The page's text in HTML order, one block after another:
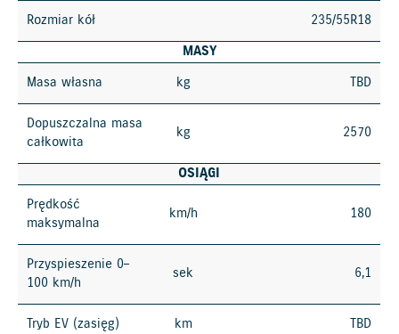
Rozmiar kół
235/55R18
MASY
Masa własna
kg TBD
Dopuszczalna masa
całkowita
kg 2570
OSIĄGI
Prędkość
maksymalna
km/h 180
Przyspieszenie 0–
100 km/h
sek 6,1
Tryb EV (zasięg) km
TBD